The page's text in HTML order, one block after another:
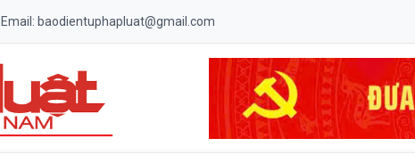
Email: baodientuphapluat@gmail.com